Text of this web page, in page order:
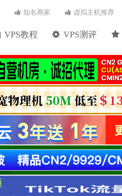
VPS教程 VPS测评
知名商家 虚拟主机推荐